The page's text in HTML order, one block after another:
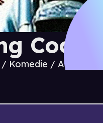
Cool
Komedie / Action